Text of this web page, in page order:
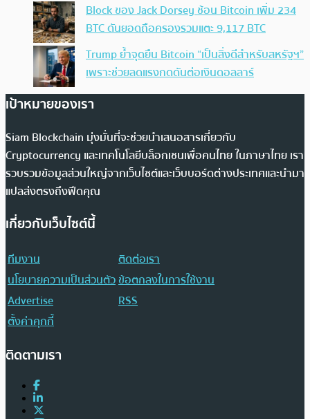
Block ของ Jack Dorsey ช้อน Bitcoin เพิ่ม 234
BTC ดันยอดถือครองรวมแตะ 9,117 BTC
Trump ย้ำจุดยืน Bitcoin “เป็นสิ่งดีสำหรับสหรัฐฯ”
เพราะช่วยลดแรงกดดันต่อเงินดอลลาร์
เป้าหมายของเรา
Siam Blockchain มุ่งมั่นที่จะช่วยนำเสนอสารเกี่ยวกับ
Cryptocurrency และเทคโนโลยีบล็อกเชนเพื่อคนไทย ในภาษาไทย เรา
รวบรวมข้อมูลส่วนใหญ่จากเว็บไซต์และเว็บบอร์ดต่างประเทศและนำมา
แปลส่งตรงถึงฟีดคุณ
เกี่ยวกับเว็บไซต์นี้
ทีมงาน
ติดต่อเรา
นโยบายความเป็นส่วนตัวข้อตกลงในการใช้งาน
Advertise
RSS
ตั้งค่าคุกกี้
ติดตามเรา